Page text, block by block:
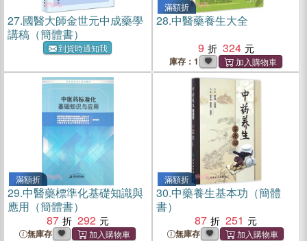
27.國醫大師金世元中成藥學
講稿（簡體書）
到貨時通知我
滿額折
28.中醫藥養生大全
9
324
庫存：1
滿額折
29.中醫藥標準化基礎知識與
應用（簡體書）
87
292
無庫存
滿額折
30.中藥養生基本功（簡體
書）
87
251
無庫存